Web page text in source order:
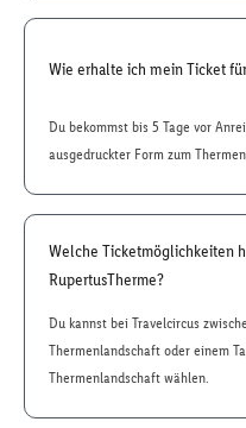
Wie erhalte ich mein Ticket
Du bekommst bis 5 Tage vor
ausgedruckter Form zum
Welche Ticketmöglichkeiten
RupertusTherme?
Du kannst bei Travelcircus
Thermenlandschaft oder einem
Thermenlandschaft wählen.